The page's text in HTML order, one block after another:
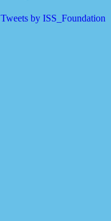
Tweets by ISS_Foundation